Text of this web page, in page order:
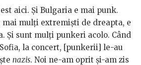
aici. Şi Bulgaria e mai punk.
mulţi extremişti de dreapta, e
Şi sunt mulţi punkeri acolo. Când
la concert, [punkerii] le-au
nazis. Noi ne-am oprit şi-am zis